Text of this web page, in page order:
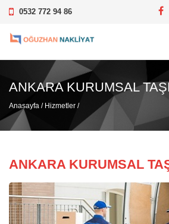
0532 772 94 86
ANKARA KURUMSAL
Anasayfa / Hizmetler /
ANKARA KURUMSAL